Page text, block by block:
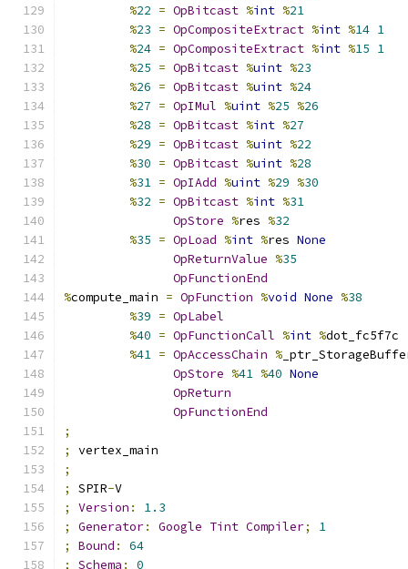
%22 = OpBitcast %int %21
%23 = OpCompositeExtract %int %14 1
%24 = OpCompositeExtract %int %15 1
%25 = OpBitcast %uint %23
%26 = OpBitcast %uint %24
%27 = OpIMul %uint %25 %26
%28 = OpBitcast %int %27
%29 = OpBitcast %uint %22
%30 = OpBitcast %uint %28
%31 = OpIAdd %uint %29 %30
%32 = OpBitcast %int %31
OpStore %res %32
%35 = OpLoad %int %res None
OpReturnValue %35
OpFunctionEnd
%compute_main = OpFunction %void None %38
%39 = OpLabel
%40 = OpFunctionCall %int %dot_fc5f7c
%41 = OpAccessChain %
OpStore %41 %40 None
OpReturn
OpFunctionEnd
;
;
vertex_main
;
;
SPIR-V
;
Version :
1.3
;
Generator: Google Tint Compiler;
1
;
Bound :
64
;
Schema : 0